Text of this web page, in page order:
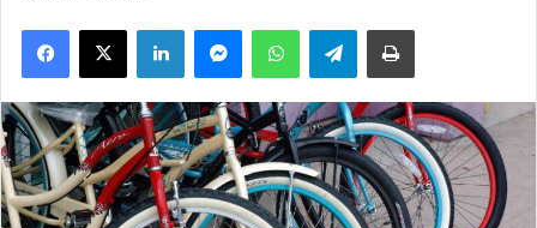
a
n
'
e
m
Telegram